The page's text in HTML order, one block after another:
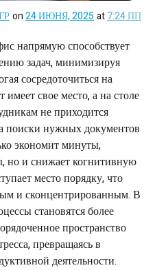
on24 ИЮНЯ, 2025at7:24 ПП
напрямую способствует
задач, минимизируя
сосредоточиться на
свое место, а на столе
не приходится
поиски нужных документов
экономит минуты,
но и снижает когнитивную
место порядку, что
и сконцентрированным. В
становятся более
пространство
превращаясь в
деятельности.